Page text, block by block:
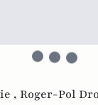
, Roger-Pol